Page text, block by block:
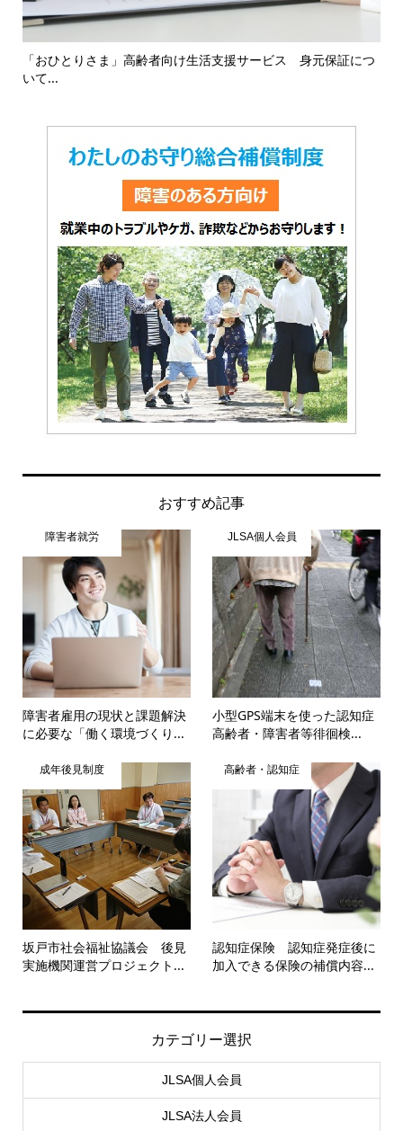
「おひとりさま」高齢者向け生活支援サービス 身元保証につ
いて...
おすすめ記事
障害者就労
障害者雇用の現状と課題解決
に必要な「働く環境づくり...
JLSA個人会員
小型GPS端末を使った認知症
高齢者・障害者等徘徊検...
成年後見制度
坂戸市社会福祉協議会 後見
実施機関運営プロジェクト...
高齢者・認知症
認知症保険 認知症発症後に
加入できる保険の補償内容...
カテゴリー選択
JLSA個人会員
JLSA法人会員